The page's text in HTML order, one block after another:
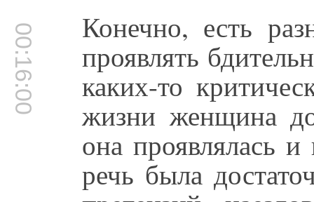
00:16:00 Конечно, есть
проявлять
каких-то
жизни женщина
она проявлялась
речь была